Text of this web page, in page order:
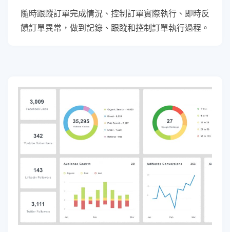
隨時跟蹤訂單完成情況、控制訂單實際執行、即時反
饋訂單異常，做到記錄、跟蹤和控制訂單執行過程。